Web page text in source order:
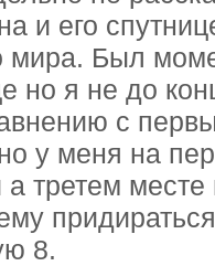
и его
мира. Был
но я не до
с
у меня на
третем
8.